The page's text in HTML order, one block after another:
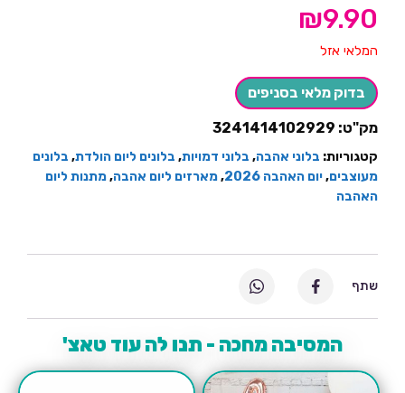
₪9.90
המלאי אזל
בדוק מלאי בסניפים
מק"ט: 3241414102929
קטגוריות: בלוני אהבה, בלוני דמויות, בלונים ליום הולדת, בלונים
מעוצבים,יום האהבה 2026 ,מארזים ליום אהבה,מתנות ליום
האהבה
המסיבה מחכה - תנו לה עוד טאצ'
שתף